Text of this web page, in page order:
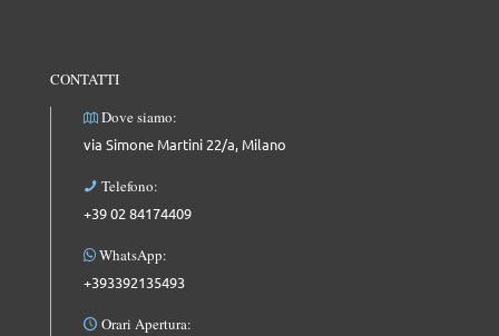
CONTATTI
Dove siamo:
via Simone Martini 22/a, Milano
Telefono:
+39 02 84174409
WhatsApp:
+393392135493
Orari Apertura: